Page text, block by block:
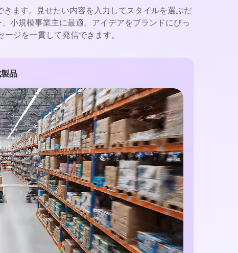
ます。見せたい内容を入力してスタイルを選ぶだ
小規模事業主に最適。アイデアをブランドにぴっ
ジを一貫して発信できます。
品